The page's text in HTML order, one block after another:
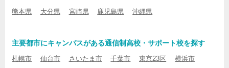
熊本県 大分県 宮崎県 鹿児島県 沖縄県
主要都市にキャンパスがある通信制高校・サポート校を探す
札幌市 仙台市 さいたま市 千葉市 東京23区 横浜市